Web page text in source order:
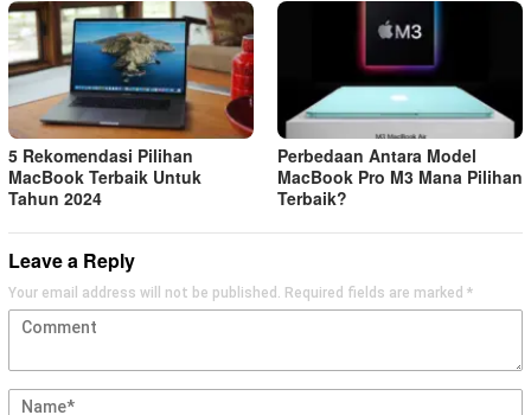
5 Rekomendasi Pilihan
MacBook Terbaik Untuk
Tahun 2024
Perbedaan Antara Model
MacBook Pro M3 Mana Pilihan
Terbaik?
Leave a Reply
Your email address will not be published. Required fields are marked *